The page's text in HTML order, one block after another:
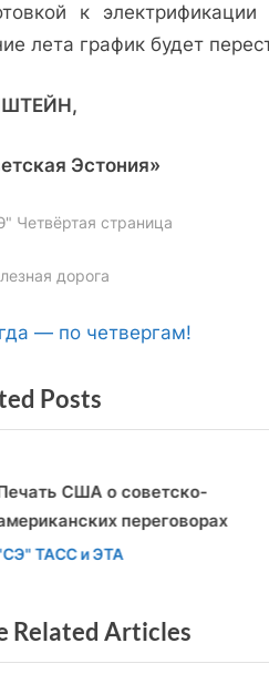
к
лета график будет
Эстония»
Четвёртая страница
дорога
— по четвергам!
Posts
США о советско-
переговорах
ТАСС и ЭТА
Related Articles